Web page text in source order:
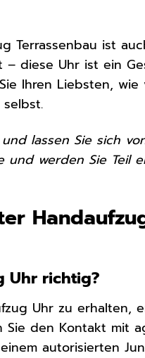
Terrassenbau ist
diese Uhr ist ein
Ihren Liebsten,
lassen Sie sich
und werden Sie Teil
Uhr richtig?
Uhr zu erhalten,
den Kontakt mit
autorisierten